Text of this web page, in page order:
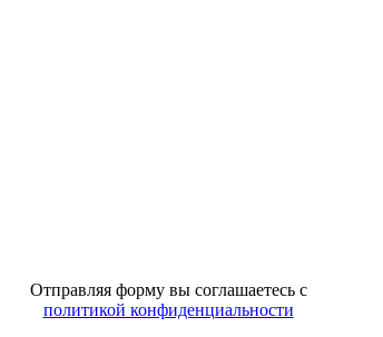
Отправляя форму вы соглашаетесь с
политикой конфиденциальности